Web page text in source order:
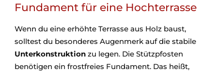
Fundament für eine Hochterrasse
Wenn du eine erhöhte Terrasse aus Holz baust,
solltest du besonderes Augenmerk auf die stabile
Unterkonstruktion zu legen. Die Stützpfosten
benötigen ein frostfreies Fundament. Das heißt,